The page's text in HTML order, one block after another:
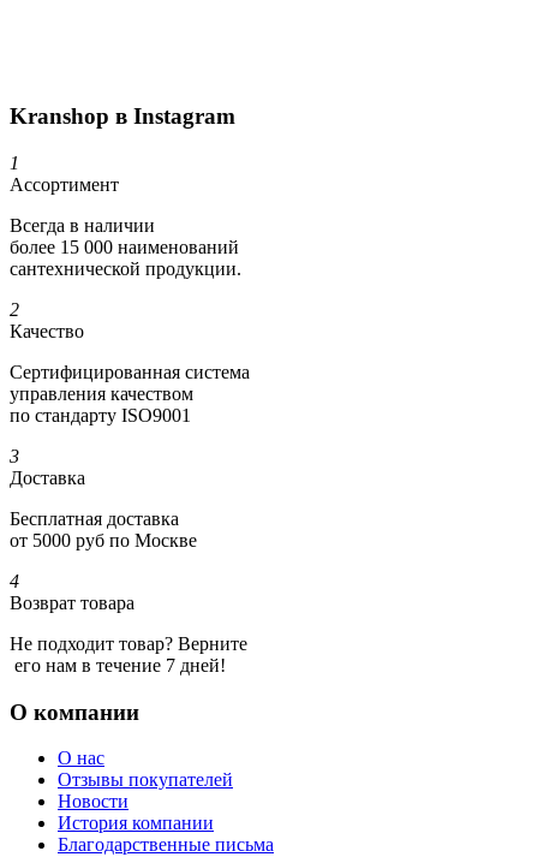
Kranshop в Instagram
1
Ассортимент
Всегда в наличии
более 15 000 наименований
сантехнической продукции.
2
Качество
Сертифициро­ванная система
управления качеством
по стандарту ISO9001
3
Доставка
Бесплатная доставка
от 5000 руб по Москве
4
Возврат товара
Не подходит товар? Верните
его нам в течение 7 дней!
О компании
О нас
Отзывы покупателей
Новости
История компании
Благодарственные письма